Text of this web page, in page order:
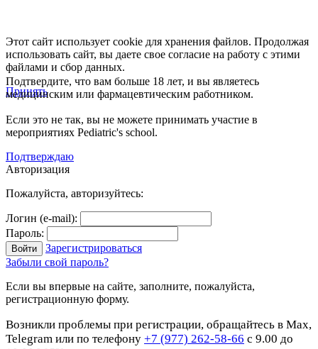
Этот сайт использует cookie для хранения файлов. Продолжая
использовать сайт, вы даете свое согласие на работу с этими
файлами и сбор данных.
Принять
Подтвердите, что вам больше 18 лет, и вы являетесь
медицинским или фармацевтическим работником.
Если это не так, вы не можете принимать участие в
мероприятиях Pediatric's school.
Подтверждаю
Авторизация
Пожалуйста, авторизуйтесь:
Логин (e-mail):
Пароль:
Зарегистрироваться
Забыли свой пароль?
Если вы впервые на сайте, заполните, пожалуйста,
регистрационную форму.
Возникли проблемы при регистрации, обращайтесь в Max,
Telegram или по телефону +7 (977) 262-58-66 с 9.00 до